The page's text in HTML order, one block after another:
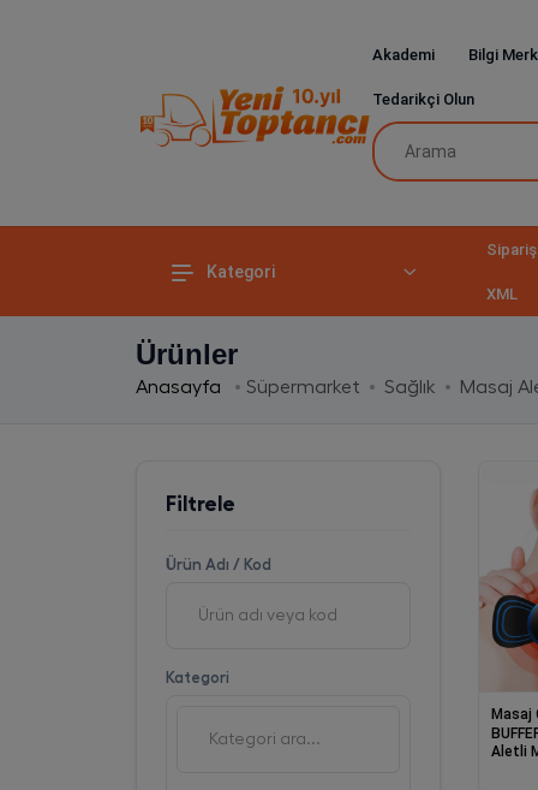
Akademi Bilgi
Tedarikçi Olun
Kategori
XML
Ürünler
Anasayfa Süpermarket Sağlık Masaj
Filtrele
Ürün Adı / Kod
Kategori
Masaj
Aletli